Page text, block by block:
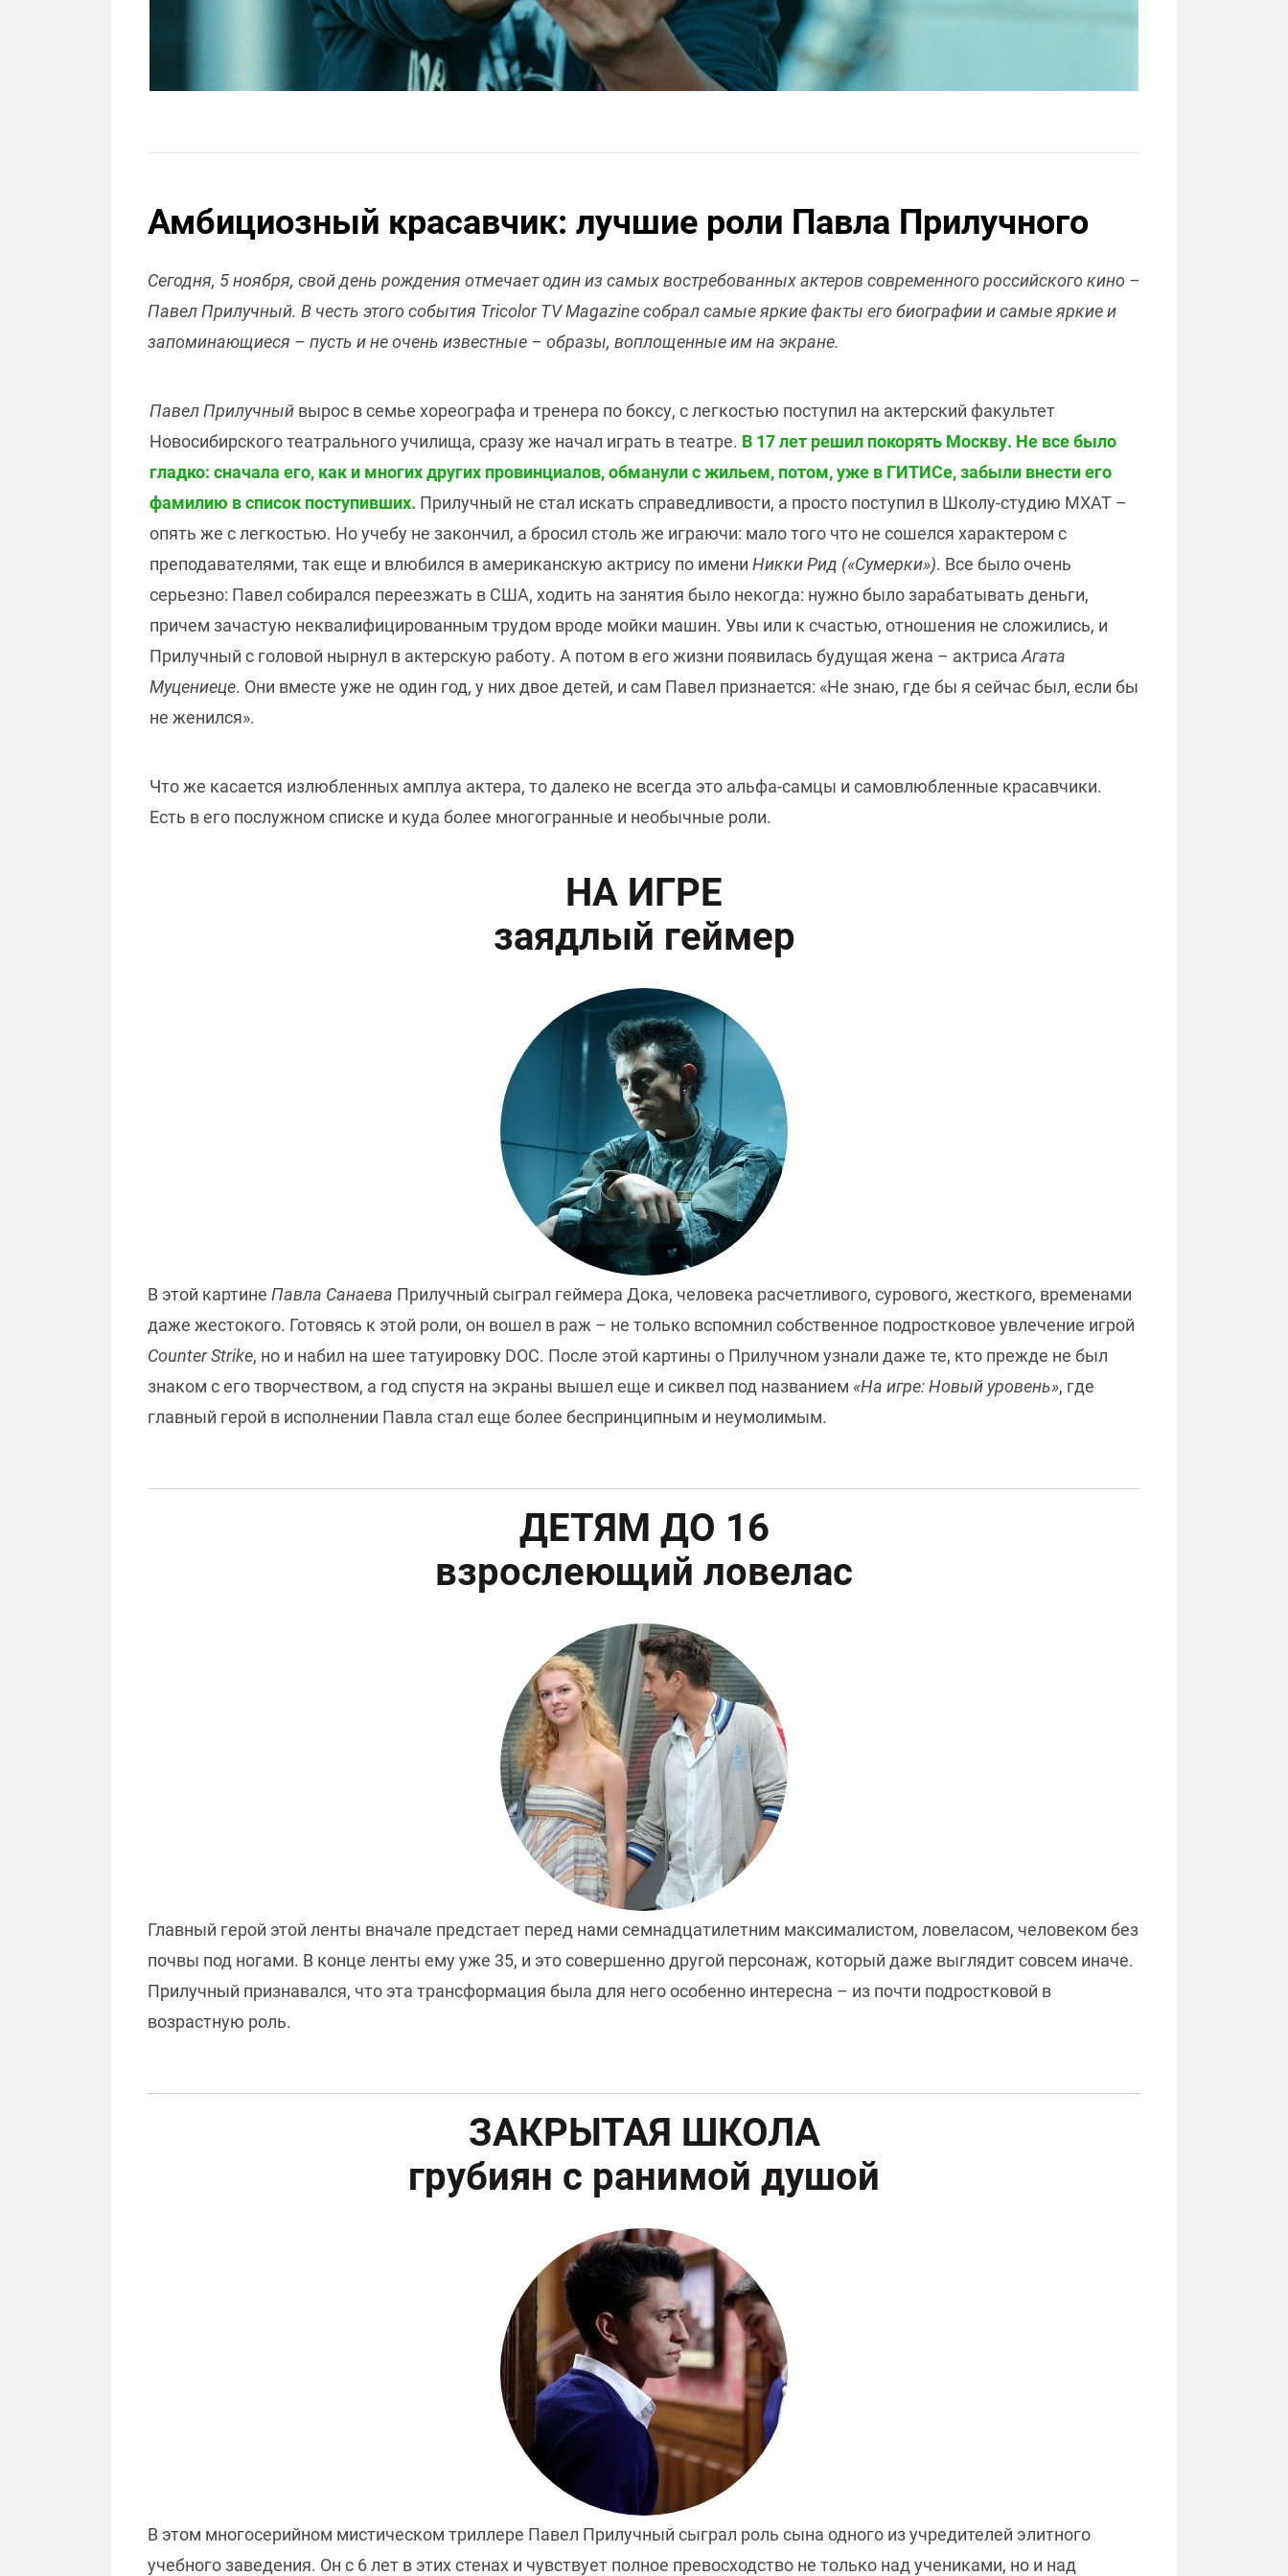
Амбициозный красавчик: лучшие роли Павла Прилучного
Сегодня, 5 ноября, свой день рождения отмечает один из самых востребованных актеров современного российского кино –
Павел Прилучный. В честь этого события Tricolor TV Magazine собрал самые яркие факты его биографии и самые яркие и
запоминающиеся – пусть и не очень известные – образы, воплощенные им на экране.
Павел Прилучный вырос в семье хореографа и тренера по боксу, с легкостью поступил на актерский факультет
Новосибирского театрального училища, сразу же начал играть в театре. В 17 лет решил покорять Москву. Не все было
гладко: сначала его, как и многих других провинциалов, обманули с жильем, потом, уже в ГИТИСе, забыли внести его
фамилию в список поступивших. Прилучный не стал искать справедливости, а просто поступил в Школу-студию МХАТ –
опять же с легкостью. Но учебу не закончил, а бросил столь же играючи: мало того что не сошелся характером с
преподавателями, так еще и влюбился в американскую актрису по имени Никки Рид («Сумерки»). Все было очень
серьезно: Павел собирался переезжать в США, ходить на занятия было некогда: нужно было зарабатывать деньги,
причем зачастую неквалифицированным трудом вроде мойки машин. Увы или к счастью, отношения не сложились, и
Прилучный с головой нырнул в актерскую работу. А потом в его жизни появилась будущая жена – актрисаАгата
Муцениеце. Они вместе уже не один год, у них двое детей, и сам Павел признается: «Не знаю, где бы я сейчас был, если бы
не женился».
Что же касается излюбленных амплуа актера, то далеко не всегда это альфа-самцы и самовлюбленные красавчики.
Есть в его послужном списке и куда более многогранные и необычные роли.
НА ИГРЕ
заядлый геймер
В этой картине Павла Санаева Прилучный сыграл геймера Дока, человека расчетливого, сурового, жесткого, временами
даже жестокого. Готовясь к этой роли, он вошел в раж – не только вспомнил собственное подростковое увлечение игрой
Counter Strike, но и набил на шее татуировку DOC. После этой картины о Прилучном узнали даже те, кто прежде не был
знаком с его творчеством, а год спустя на экраны вышел еще и сиквел под названием «На игре: Новый уровень», где
главный герой в исполнении Павла стал еще более беспринципным и неумолимым.
ДЕТЯМ ДО 16
взрослеющий ловелас
Главный герой этой ленты вначале предстает перед нами семнадцатилетним максималистом, ловеласом, человеком без
почвы под ногами. В конце ленты ему уже 35, и это совершенно другой персонаж, который даже выглядит совсем иначе.
Прилучный признавался, что эта трансформация была для него особенно интересна – из почти подростковой в
возрастную роль.
ЗАКРЫТАЯ ШКОЛА
грубиян с ранимой душой
В этом многосерийном мистическом триллере Павел Прилучный сыграл роль сына одного из учредителей элитного
учебного заведения. Он с 6 лет в этих стенах и чувствует полное превосходство не только над учениками, но и над